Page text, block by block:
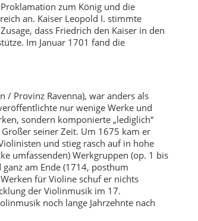
zum König und die
an. Kaiser Leopold I. stimmte
dass Friedrich den Kaiser in den
Im Januar 1701 fand die
/ Provinz Ravenna), war anders als
nur wenige Werke und
sondern komponierte „lediglich“
seiner Zeit. Um 1675 kam er
und stieg rasch auf in hohe
umfassenden) Werkgruppen (op. 1 bis
am Ende (1714, posthum
für Violine schuf er nichts
der Violinmusik im 17.
noch lange Jahrzehnte nach